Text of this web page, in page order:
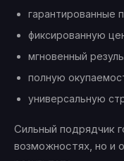
гарантированные
фиксированную
мгновенный
полную
универсальную
Сильный подрядчик
возможностях, но и